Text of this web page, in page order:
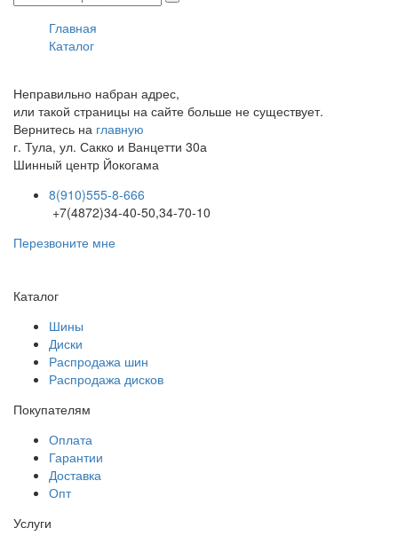
Главная
Каталог
Неправильно набран адрес,
или такой страницы на сайте больше не существует.
Вернитесь на главную
г. Тула, ул. Сакко и Ванцетти 30а
Шинный центр Йокогама
8(910)555-8-666
+7(4872)34-40-50,34-70-10
Перезвоните мне
Каталог
Шины
Диски
Распродажа шин
Распродажа дисков
Покупателям
Оплата
Гарантии
Доставка
Опт
Услуги